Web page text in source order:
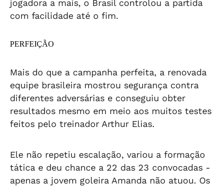
jogadora a mais, o Brasil controlou a partida
com facilidade até o fim.
PERFEIÇÃO
Mais do que a campanha perfeita, a renovada
equipe brasileira mostrou segurança contra
diferentes adversárias e conseguiu obter
resultados mesmo em meio aos muitos testes
feitos pelo treinador Arthur Elias.
Ele não repetiu escalação, variou a formação
tática e deu chance a 22 das 23 convocadas -
apenas a jovem goleira Amanda não atuou. Os